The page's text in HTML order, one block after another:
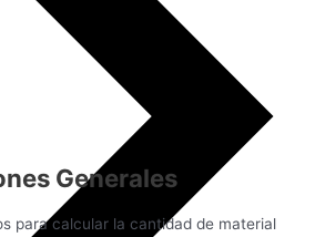
Generales
para calcular la cantidad de material